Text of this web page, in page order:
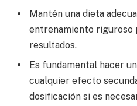
Mantén una dieta
entrenamiento riguroso
resultados.
Es fundamental hacer
cualquier efecto
dosificación si es